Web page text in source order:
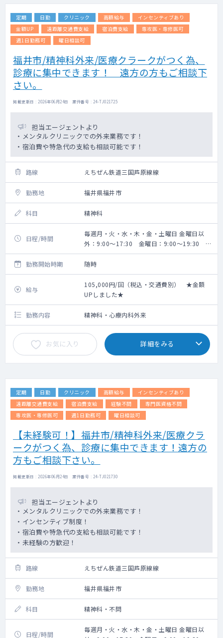
定期 日勤 クリニック 高額給与
インセンティブあり
金額UP
遠距離交通費支給 宿泊費支給
専攻医・専修医可
週1日勤務可
曜日相談可
福井市/精神科外来/医療クラークがつく為、
診療に集中できます！ 遠方の方もご相談下
さい。
掲載更新日 : 2026年06月24日 案件番号 : 24-TJ021725
担当エージェントより
・メンタルクリニックでの外来業務です！
・宿泊費や特急代の支給も相談可能です！
路線 えちぜん鉄道三国芦原線線
勤務地 福井県福井市
科目 精神科
日程/時間
毎週月・火・水・木・金・土曜日 金曜日以
外：9:00～17:30 金曜日：9:00～19:30 ※
実働7時間
勤務開始時期
随時
給与
105,000円/回（税込・交通費別） ★金額
UPしました★
勤務内容 精神科・心療内科外来
お気に入り 詳細をみる
定期 日勤 クリニック 高額給与
インセンティブあり
遠距離交通費支給
宿泊費支給 経験不問
専門医資格不問
専攻医・専修医可
週1日勤務可 曜日相談可
【未経験可！】福井市/精神科外来/医療クラ
ークがつく為、診療に集中できます！遠方の
方もご相談下さい。
掲載更新日 : 2026年06月24日 案件番号 : 24-TJ021730
担当エージェントより
・メンタルクリニックでの外来業務です！
・インセンティブ制度！
・宿泊費や特急代の支給も相談可能です！
・未経験の方歓迎！
路線 えちぜん鉄道三国芦原線線
勤務地 福井県福井市
科目 精神科・不問
日程/時間
毎週月・火・水・木・金・土曜日 金曜日以